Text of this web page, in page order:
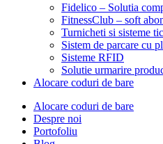
Fidelico – Solutia
FitnessClub – soft
Turnicheti si sisteme
Sistem de parcare cu
Sisteme RFID
Solutie urmarire
Alocare coduri de bare
Alocare coduri de bare
Despre noi
Portofoliu